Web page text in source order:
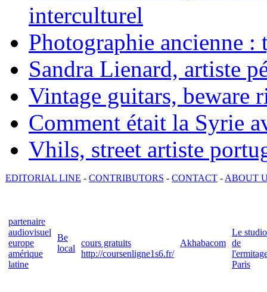
interculturel
Photographie ancienne :
Sandra Lienard, artiste
Vintage guitars, beware
Comment était la Syrie
Vhils, street artiste
EDITORIAL LINE - CONTRIBUTORS - CONTACT - ABOUT
partenaire
audiovisuel
europe
amérique
latine
Be
local
cours gratuits
http://coursenligne1s6.fr/
Akhabacom
Le studio
de
Paris